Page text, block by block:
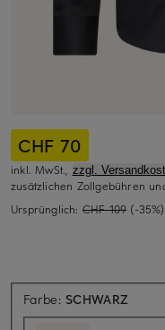
CHF 70
inkl. MwSt., zzgl.
zusätzlichen Zollgebühren
Ursprünglich: CHF 109 (-35%)
Farbe: SCHWARZ